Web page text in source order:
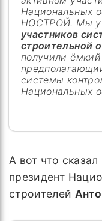
Национальных
НОСТРОЙ. Мы
участников
строительной
получили
системы
Национальных
А вот что
президент
строителей